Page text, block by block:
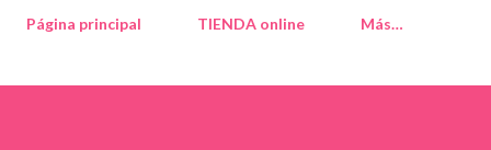
Página principal
TIENDA online Más…